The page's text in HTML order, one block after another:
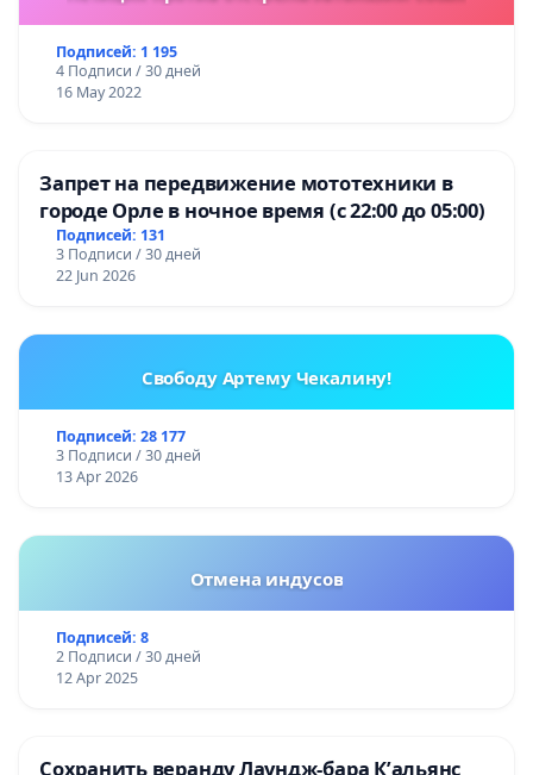
Подписей: 1 195
4 Подписи / 30 дней
16 May 2022
Запрет на передвижение мототехники в
городе Орле в ночное время (с 22:00 до 05:00)
Подписей: 131
3 Подписи / 30 дней
22 Jun 2026
Свободу Артему Чекалину!
Подписей: 28 177
3 Подписи / 30 дней
13 Apr 2026
Отмена индусов
Подписей: 8
2 Подписи / 30 дней
12 Apr 2025
Сохранить веранду Лаундж-бара К’альянс